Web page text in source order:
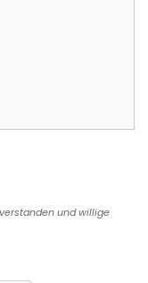
und willige